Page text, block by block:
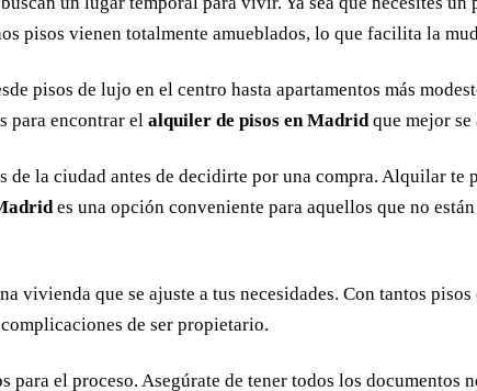
pisos vienen totalmente amueblados, lo que facilita la
pisos de lujo en el centro hasta apartamentos más
para encontrar el alquiler de pisos en Madridque mejor se
de la ciudad antes de decidirte por una compra. Alquilar te
es una opción conveniente para aquellos que no
vivienda que se ajuste a tus necesidades. Con tantos
de ser propietario.
para el proceso. Asegúrate de tener todos los documentos